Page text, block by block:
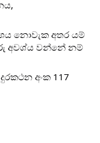
නොවැක අතර යම්
අවශ්ය වන්නේ නම්
අංක 117